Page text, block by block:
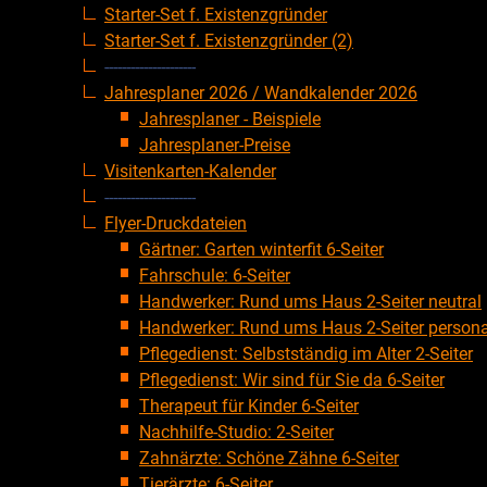
Starter-Set f. Existenzgründer
Starter-Set f. Existenzgründer (2)
---------------------
Jahresplaner 2026 / Wandkalender 2026
Jahresplaner - Beispiele
Jahresplaner-Preise
Visitenkarten-Kalender
---------------------
Flyer-Druckdateien
Gärtner: Garten winterfit 6-Seiter
Fahrschule: 6-Seiter
Handwerker: Rund ums Haus 2-Seiter neutral
Handwerker: Rund ums Haus 2-Seiter
Pflegedienst: Selbstständig im Alter 2-Seiter
Pflegedienst: Wir sind für Sie da 6-Seiter
Therapeut für Kinder 6-Seiter
Nachhilfe-Studio: 2-Seiter
Zahnärzte: Schöne Zähne 6-Seiter